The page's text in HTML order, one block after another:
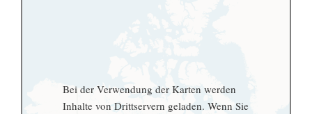
Bei der Verwendung der Karten werden
Inhalte von Drittservern geladen. Wenn Sie